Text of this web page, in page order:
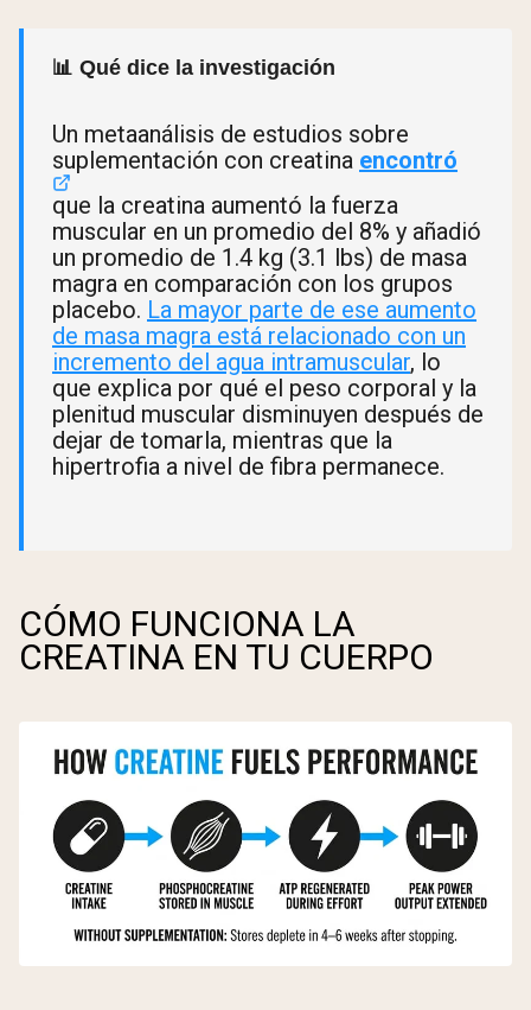
📊 Qué dice la investigación
Un metaanálisis de estudios sobre
suplementación con creatina encontró
que la creatina aumentó la fuerza
muscular en un promedio del 8% y añadió
un promedio de 1.4 kg (3.1 lbs) de masa
magra en comparación con los grupos
placebo. La mayor parte de ese aumento
de masa magra está relacionado con un
incremento del agua intramuscular, lo
que explica por qué el peso corporal y la
plenitud muscular disminuyen después de
dejar de tomarla, mientras que la
hipertrofia a nivel de fibra permanece.
CÓMO FUNCIONA LA
CREATINA EN TU CUERPO